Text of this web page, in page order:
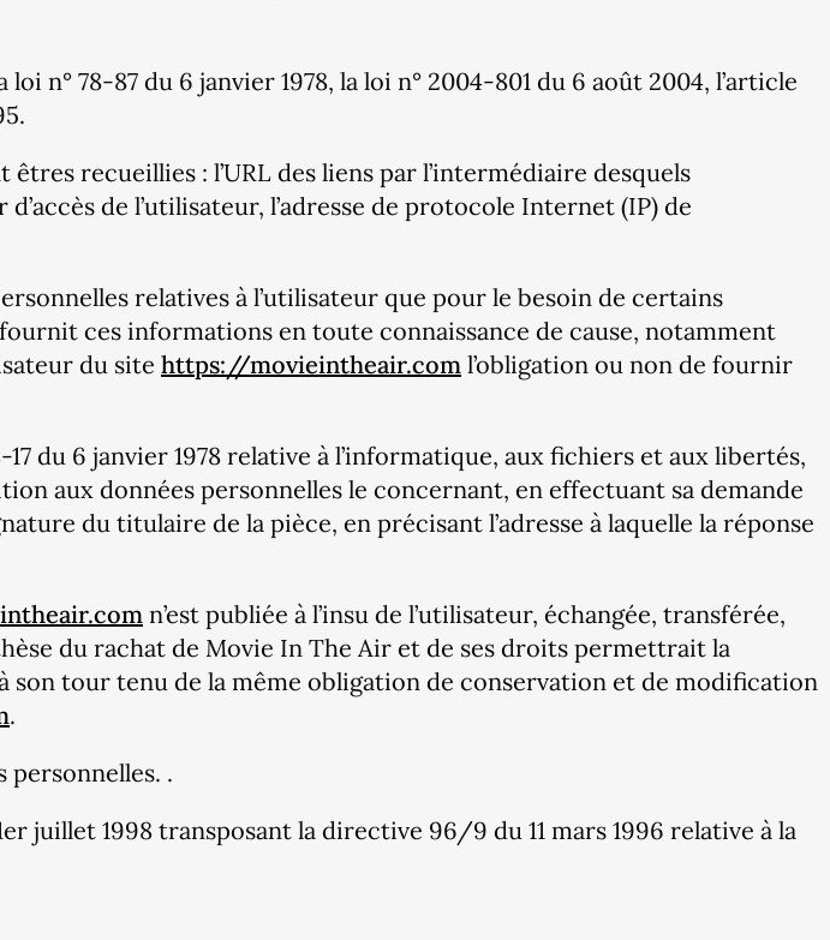
n° 78-87 du 6 janvier 1978, la loi n° 2004-801 du 6 août 2004, l’article
êtres recueillies : l’URL des liens par l’intermédiaire desquels
de l’utilisateur, l’adresse de protocole Internet (IP) de
relatives à l’utilisateur que pour le besoin de certains
ces informations en toute connaissance de cause, notamment
du site https://movieintheair.com l’obligation ou non de fournir
du 6 janvier 1978 relative à l’informatique, aux fichiers et aux libertés,
aux données personnelles le concernant, en effectuant sa demande
du titulaire de la pièce, en précisant l’adresse à laquelle la réponse
n’est publiée à l’insu de l’utilisateur, échangée, transférée,
du rachat de Movie In The Air et de ses droits permettrait la
son tour tenu de la même obligation de conservation et de modification
.
personnelles. .
juillet 1998 transposant la directive 96/9 du 11 mars 1996 relative à la